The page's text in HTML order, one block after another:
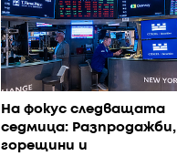
На фокус следващата
седмица: Разпродажби,
горещини и